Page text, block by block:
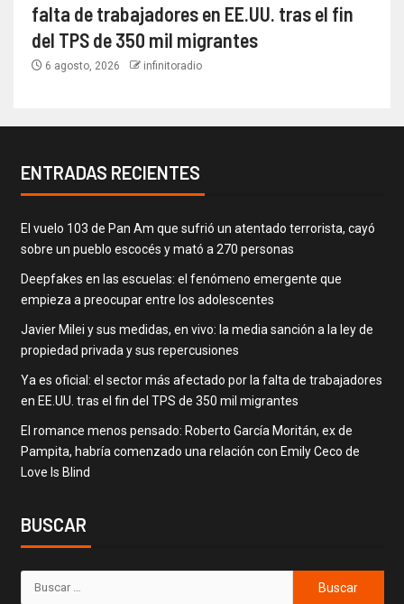
falta de trabajadores en EE.UU. tras el fin
del TPS de 350 mil migrantes
6 agosto, 2026 infinitoradio
ENTRADAS RECIENTES
El vuelo 103 de Pan Am que sufrió un atentado terrorista, cayó
sobre un pueblo escocés y mató a 270 personas
Deepfakes en las escuelas: el fenómeno emergente que
empieza a preocupar entre los adolescentes
Javier Milei y sus medidas, en vivo: la media sanción a la ley de
propiedad privada y sus repercusiones
Ya es oficial: el sector más afectado por la falta de trabajadores
en EE.UU. tras el fin del TPS de 350 mil migrantes
El romance menos pensado: Roberto García Moritán, ex de
Pampita, habría comenzado una relación con Emily Ceco de
Love Is Blind
BUSCAR